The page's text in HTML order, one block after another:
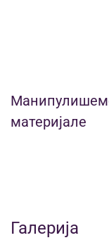
материјале
Галерија